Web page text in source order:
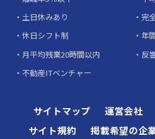
土日休みあり
完
休日シフト制
年
月平均残業20時間以内
反
不動産ITベンチャー
サイトマップ 運営会社
サイト規約
掲載希望の企